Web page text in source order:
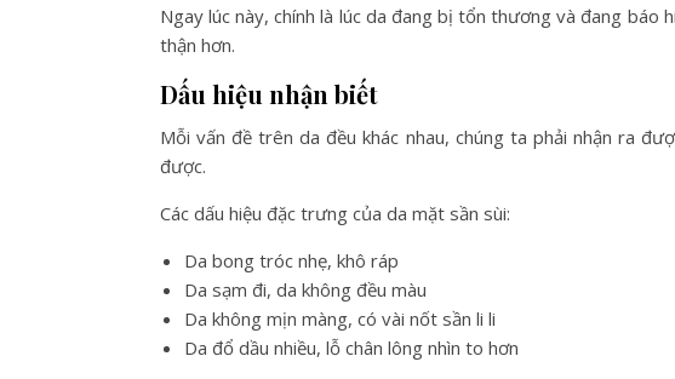
Ngay lúc này, chính là lúc da đang bị tổn thương và đang báo
thận hơn.
Dấu hiệu nhận biết
Mỗi vấn đề trên da đều khác nhau, chúng ta phải nhận ra
được.
Các dấu hiệu đặc trưng của da mặt sần sùi:
Da bong tróc nhẹ, khô ráp
Da sạm đi, da không đều màu
Da không mịn màng, có vài nốt sần li li
Da đổ dầu nhiều, lỗ chân lông nhìn to hơn